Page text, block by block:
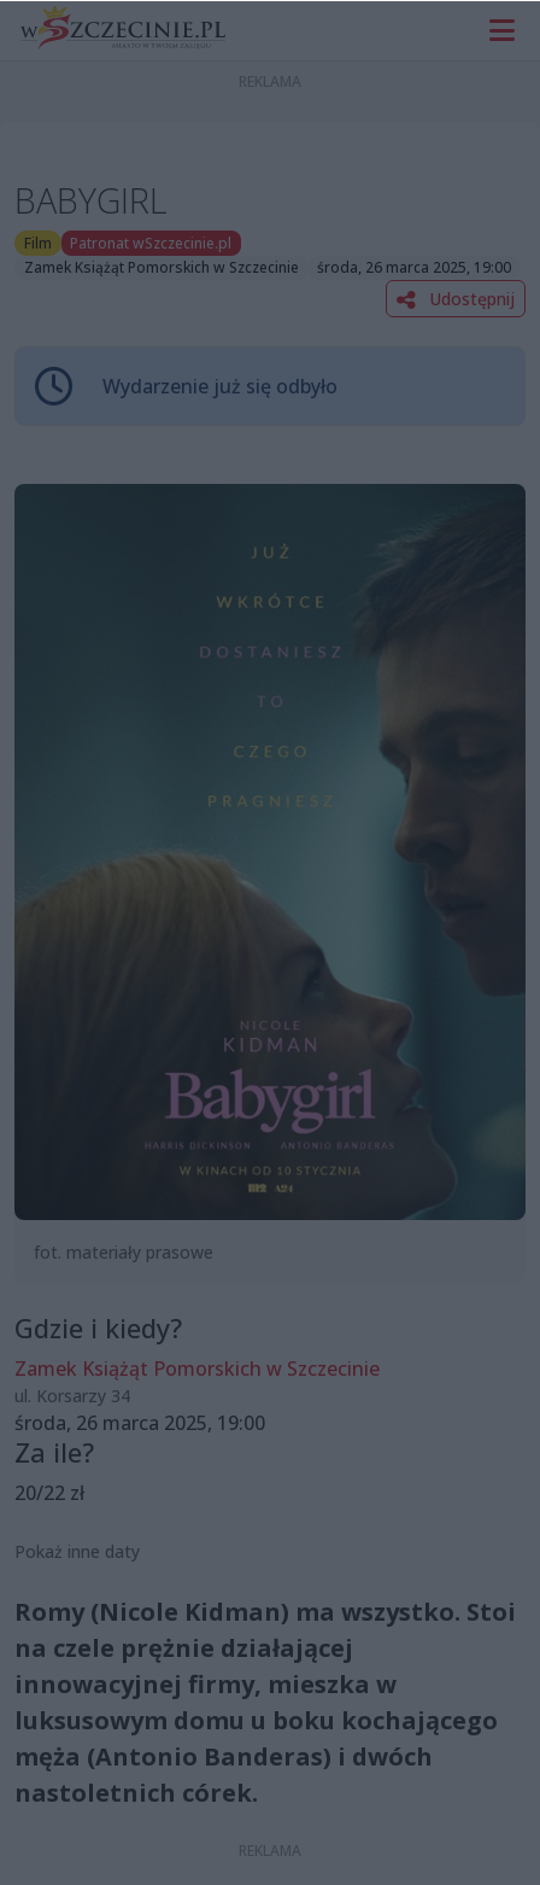
BABYGIRL
Film
Patronat wSzczecinie.pl
Zamek Książąt Pomorskich w Szczecinie
środa, 26 marca 2025, 19:00
Udostępnij
Wydarzenie już się odbyło
fot. materiały prasowe
Gdzie i kiedy?
Zamek Książąt Pomorskich w Szczecinie
ul. Korsarzy 34
środa, 26 marca 2025, 19:00
Za ile?
20/22 zł
Pokaż inne daty
Romy (Nicole Kidman) ma wszystko. Stoi
na czele prężnie działającej
innowacyjnej firmy, mieszka w
luksusowym domu u boku kochającego
męża (Antonio Banderas) i dwóch
nastoletnich córek.